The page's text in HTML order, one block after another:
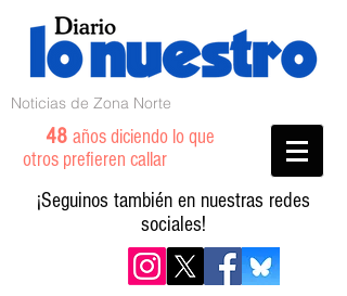
Noticias de Zona Norte
48 años diciendo lo que
otros prefieren callar
¡Seguinos también en nuestras redes
sociales!